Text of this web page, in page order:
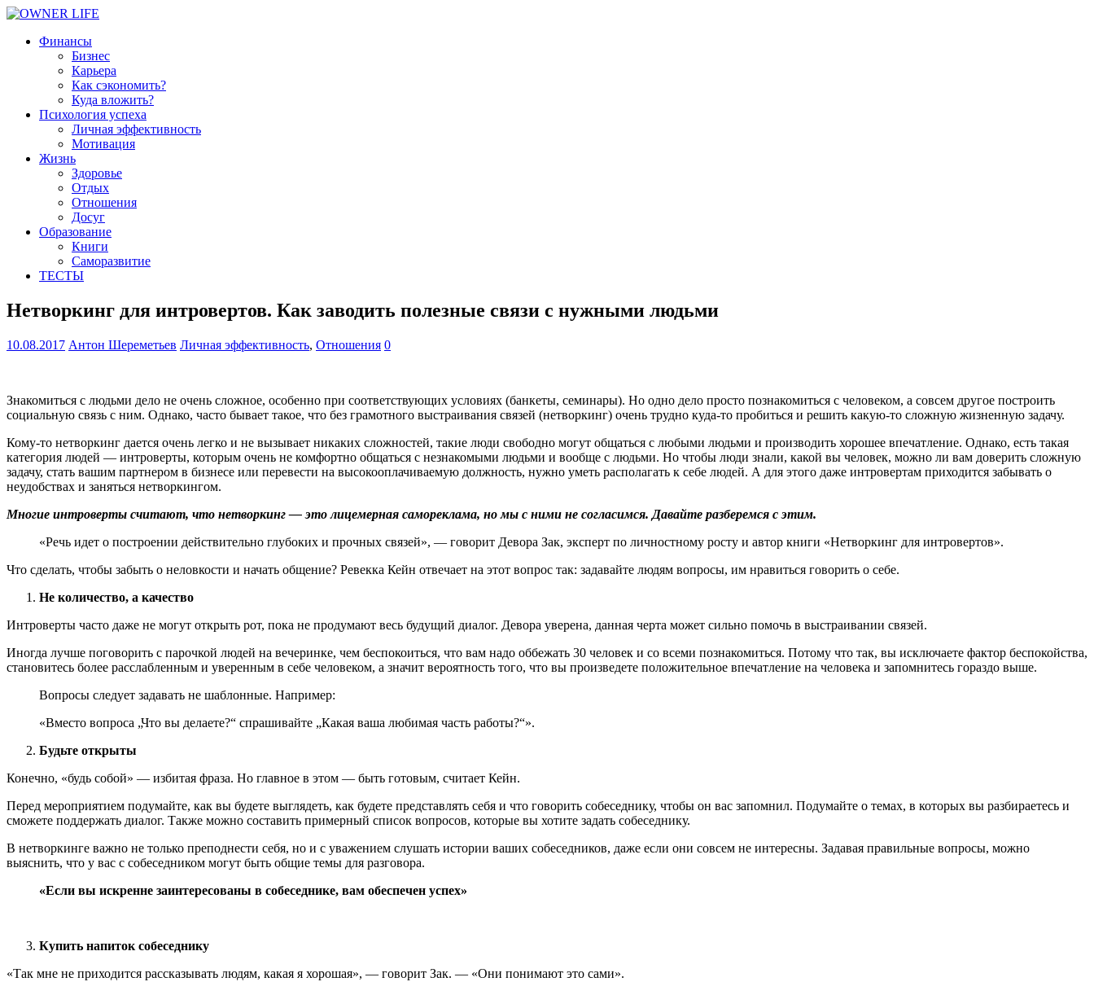
Финансы
Бизнес
Карьера
Как сэкономить?
Куда вложить?
Психология успеха
Личная эффективность
Мотивация
Жизнь
Здоровье
Отдых
Отношения
Досуг
Образование
Книги
Саморазвитие
ТЕСТЫ
Нетворкинг для интровертов. Как заводить полезные связи с нужными людьми
10.08.2017 Антон Шереметьев Личная эффективность, Отношения 0
Знакомиться с людьми дело не очень сложное, особенно при соответствующих условиях (банкеты, семинары). Но одно дело просто познакомиться с человеком, а совсем другое построить
социальную связь с ним. Однако, часто бывает такое, что без грамотного выстраивания связей (нетворкинг) очень трудно куда-то пробиться и решить какую-то сложную жизненную задачу.
Кому-то нетворкинг дается очень легко и не вызывает никаких сложностей, такие люди свободно могут общаться с любыми людьми и производить хорошее впечатление. Однако, есть такая
категория людей — интроверты, которым очень не комфортно общаться с незнакомыми людьми и вообще с людьми. Но чтобы люди знали, какой вы человек, можно ли вам доверить сложную
задачу, стать вашим партнером в бизнесе или перевести на высокооплачиваемую должность, нужно уметь располагать к себе людей. А для этого даже интровертам приходится забывать о
неудобствах и заняться нетворкингом.
Многие интроверты считают, что нетворкинг — это лицемерная самореклама, но мы с ними не согласимся. Давайте разберемся с этим.
«Речь идет о построении действительно глубоких и прочных связей», — говорит Девора Зак, эксперт по личностному росту и автор книги «Нетворкинг для интровертов».
Что сделать, чтобы забыть о неловкости и начать общение? Ревекка Кейн отвечает на этот вопрос так: задавайте людям вопросы, им нравиться говорить о себе.
Не количество, а качество
Интроверты часто даже не могут открыть рот, пока не продумают весь будущий диалог. Девора уверена, данная черта может сильно помочь в выстраивании связей.
Иногда лучше поговорить с парочкой людей на вечеринке, чем беспокоиться, что вам надо оббежать 30 человек и со всеми познакомиться. Потому что так, вы исключаете фактор беспокойства,
становитесь более расслабленным и уверенным в себе человеком, а значит вероятность того, что вы произведете положительное впечатление на человека и запомнитесь гораздо выше.
Вопросы следует задавать не шаблонные. Например:
«Вместо вопроса „Что вы делаете?“ спрашивайте „Какая ваша любимая часть работы?“».
Будьте открыты
Конечно, «будь собой» — избитая фраза. Но главное в этом — быть готовым, считает Кейн.
Перед мероприятием подумайте, как вы будете выглядеть, как будете представлять себя и что говорить собеседнику, чтобы он вас запомнил. Подумайте о темах, в которых вы разбираетесь и
сможете поддержать диалог. Также можно составить примерный список вопросов, которые вы хотите задать собеседнику.
В нетворкинге важно не только преподнести себя, но и с уважением слушать истории ваших собеседников, даже если они совсем не интересны. Задавая правильные вопросы, можно
выяснить, что у вас с собеседником могут быть общие темы для разговора.
«Если вы искренне заинтересованы в собеседнике, вам обеспечен успех»
Купить напиток собеседнику
«Так мне не приходится рассказывать людям, какая я хорошая», — говорит Зак. — «Они понимают это сами».